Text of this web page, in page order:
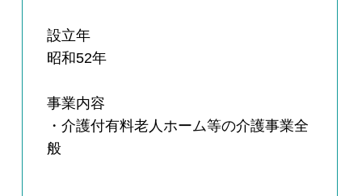
設立年
昭和52年
事業内容
・介護付有料老人ホーム等の介護事業全
般